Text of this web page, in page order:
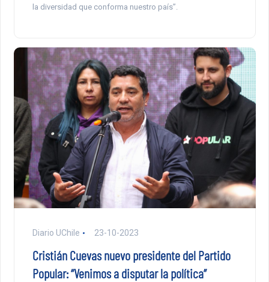
la diversidad que conforma nuestro país”.
Diario UChile 23-10-2023
Cristián Cuevas nuevo presidente del Partido
Popular: “Venimos a disputar la política”